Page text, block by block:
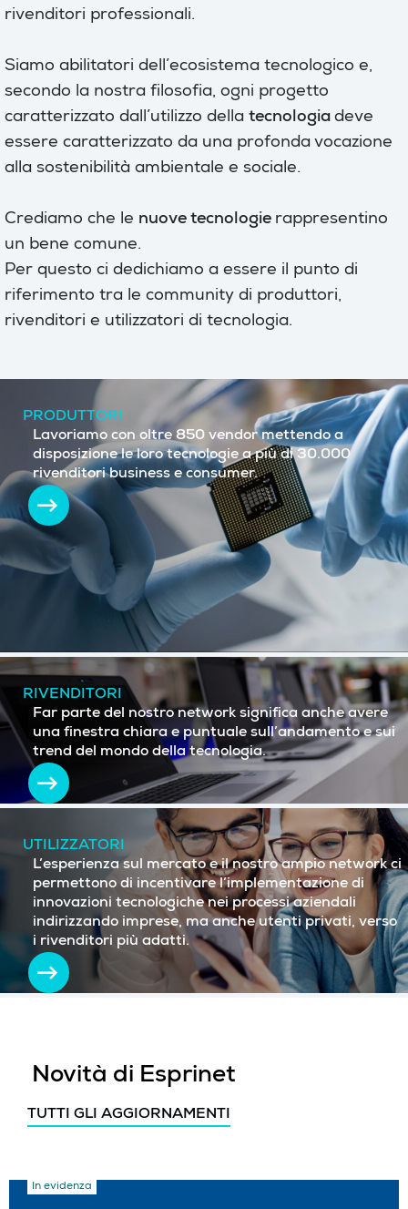
rivenditori professionali.
Siamo abilitatori dell’ecosistema tecnologico e,
secondo la nostra filosofia, ogni progetto
caratterizzato dall’utilizzo della tecnologia deve
essere caratterizzato da una profonda vocazione
alla sostenibilità ambientale e sociale.
Crediamo che le nuove tecnologie rappresentino
un bene comune.
Per questo ci dedichiamo a essere il punto di
riferimento tra le community di produttori,
rivenditori e utilizzatori di tecnologia.
PRODUTTORI
Lavoriamo con oltre 850 vendor mettendo a
disposizione le loro tecnologie a più di 30.000
rivenditori business e consumer.
RIVENDITORI
Far parte del nostro network significa anche avere
una finestra chiara e puntuale sull’andamento e sui
trend del mondo della tecnologia.
UTILIZZATORI
L’esperienza sul mercato e il nostro ampio network ci
permettono di incentivare l’implementazione di
innovazioni tecnologiche nei processi aziendali
indirizzando imprese, ma anche utenti privati, verso
i rivenditori più adatti.
Novità di Esprinet
TUTTI GLI AGGIORNAMENTI
In evidenza